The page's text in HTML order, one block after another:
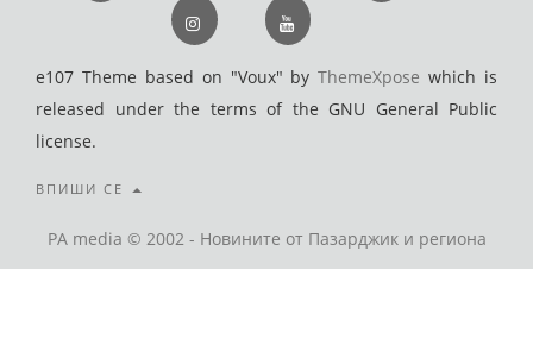
e107 Theme based on "Voux" byThemeXpose which is
released under the terms of the GNU General Public
license.
ВПИШИ СЕ
PA media © 2002 - Новините от Пазарджик и региона